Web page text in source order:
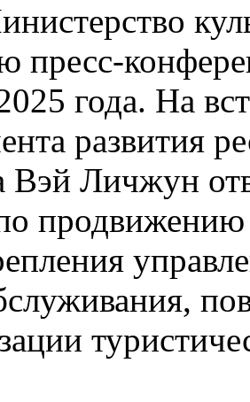
пресс-
года. На
развития
Вэй Личжун
продвижению